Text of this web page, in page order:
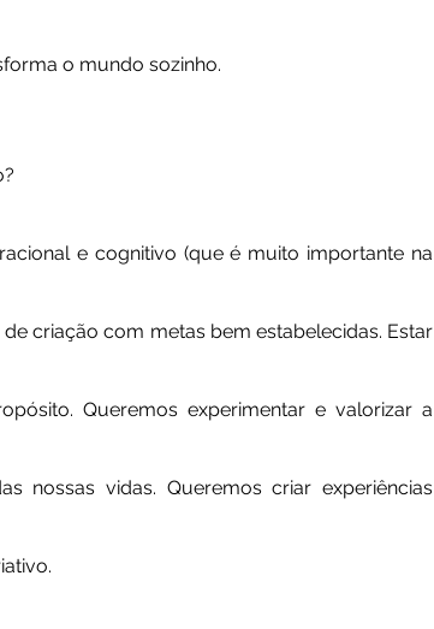
o mundo sozinho.
e cognitivo (que é muito importante na
criação com metas bem estabelecidas. Estar
Queremos experimentar e valorizar a
nossas vidas. Queremos criar experiências